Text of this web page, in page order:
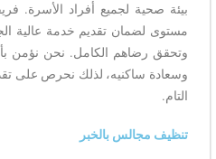
بيئة صحية لجميع أفراد الأسرة.
مستوى لضمان تقديم خدمة عالية
وتحقق رضاهم الكامل. نحن نؤمن
وسعادة ساكنيه، لذلك نحرص على
التام.
تنظيف مجالس بالخبر